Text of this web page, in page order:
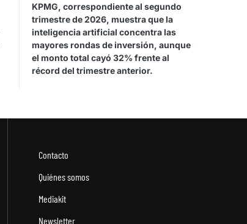
KPMG, correspondiente al segundo
trimestre de 2026, muestra que la
inteligencia artificial concentra las
mayores rondas de inversión, aunque
el monto total cayó 32% frente al
récord del trimestre anterior.
Contacto
Quiénes somos
Mediakit
Newsletter